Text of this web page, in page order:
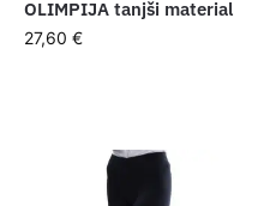
OLIMPIJA tanjši material
27,60 €